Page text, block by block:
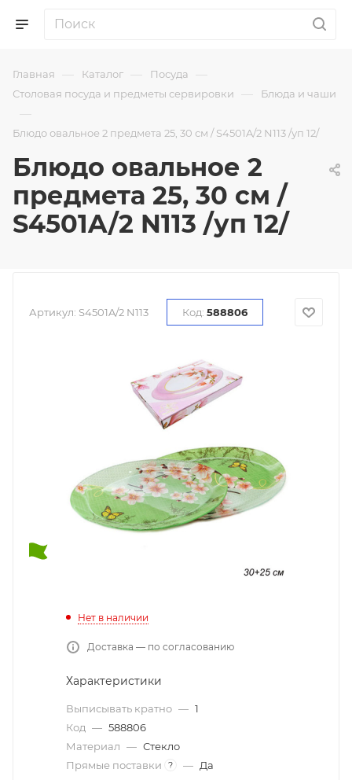
Главная — Каталог — Посуда —
Столовая посуда и предметы сервировки — Блюда и чаши
—
Блюдо овальное 2 предмета 25, 30 см / S4501A/2 N113 /уп 12/
Блюдо овальное 2
предмета 25, 30 см /
S4501A/2 N113 /уп 12/
Артикул: S4501A/2 N113 Код: 588806
Нет в наличии
Доставка — по согласованию
Характеристики
Выписывать кратно — 1
Код — 588806
Материал — Стекло
Прямые поставки
? — Да